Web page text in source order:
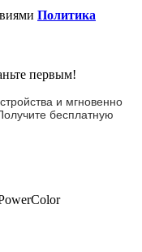
Политика
первым!
и мгновенно
бесплатную